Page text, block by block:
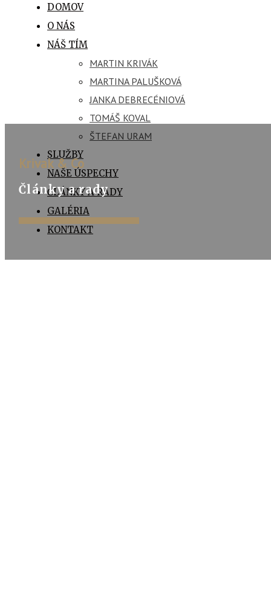
DOMOV
O NÁS
NÁŠ TÍM
MARTIN KRIVÁK
MARTINA PALUŠKOVÁ
JANKA DEBRECÉNIOVÁ
TOMÁŠ KOVAL
ŠTEFAN URAM
SLUŽBY
NAŠE ÚSPECHY
ČLÁNKY A RADY
GALÉRIA
KONTAKT
Krivak & Co
Články a rady